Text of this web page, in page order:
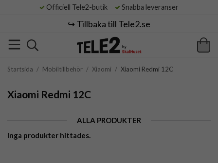
Officiell Tele2-butik Snabba leveranser
↪️ Tillbaka till Tele2.se
Startsida / Mobiltillbehör / Xiaomi / Xiaomi Redmi 12C
Xiaomi Redmi 12C
ALLA PRODUKTER
Inga produkter hittades.